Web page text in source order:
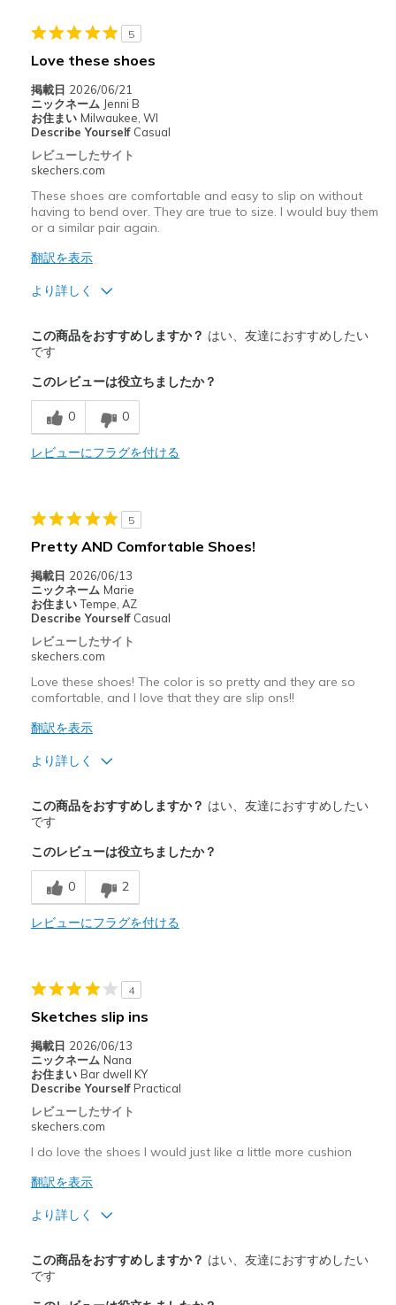
5
Love these shoes
掲載日 2026/06/21
ニックネーム Jenni B
お住まい Milwaukee, WI
Describe Yourself Casual
レビューしたサイト
skechers.com
These shoes are comfortable and easy to slip on without
having to bend over. They are true to size. I would buy them
or a similar pair again.
翻訳を表示
より詳しく
Attractive Design
Breathe Well
Comfortable
Durable
以下に最適
Casual Wear
Travel
Width
Feels true to width
Sizing
View On Shoes
この商品をおすすめしますか？ はい、友達におすすめしたい
です
このレビューは役立ちましたか？
0 0
レビューにフラグを付ける
5
Pretty AND Comfortable Shoes!
掲載日 2026/06/13
ニックネーム Marie
お住まい Tempe, AZ
Describe Yourself Casual
レビューしたサイト
skechers.com
Love these shoes! The color is so pretty and they are so
comfortable, and I love that they are slip ons!!
翻訳を表示
より詳しく
Attractive Design
Breathe Well
Comfortable
Stylish
Casual Wear
Travel
Width
Sizing
Feels true to size
この商品をおすすめしますか？ はい、友達におすすめしたい
です
このレビューは役立ちましたか？
0 2
レビューにフラグを付ける
4
Sketches slip ins
掲載日 2026/06/13
ニックネーム Nana
お住まい Bar dwell KY
Describe Yourself Practical
レビューしたサイト
skechers.com
I do love the shoes I would just like a little more cushion
翻訳を表示
より詳しく
Attractive Design
この商品をおすすめしますか？ はい、友達におすすめしたい
です